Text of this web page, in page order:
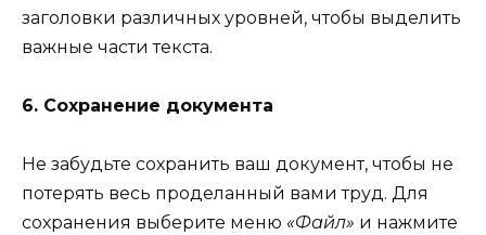
заголовки различных уровней, чтобы выделить
важные части текста.
6. Сохранение документа
Не забудьте сохранить ваш документ, чтобы не
потерять весь проделанный вами труд. Для
сохранения выберите меню «Файл» и нажмите